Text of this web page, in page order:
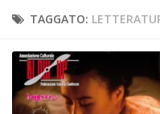
Home
L’ associazione
L’attività didattica
TAGGATO: